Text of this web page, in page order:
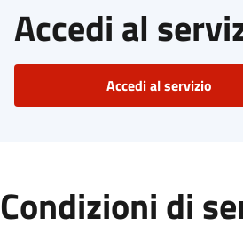
Accedi al
Accedi al servizio
Condizioni di